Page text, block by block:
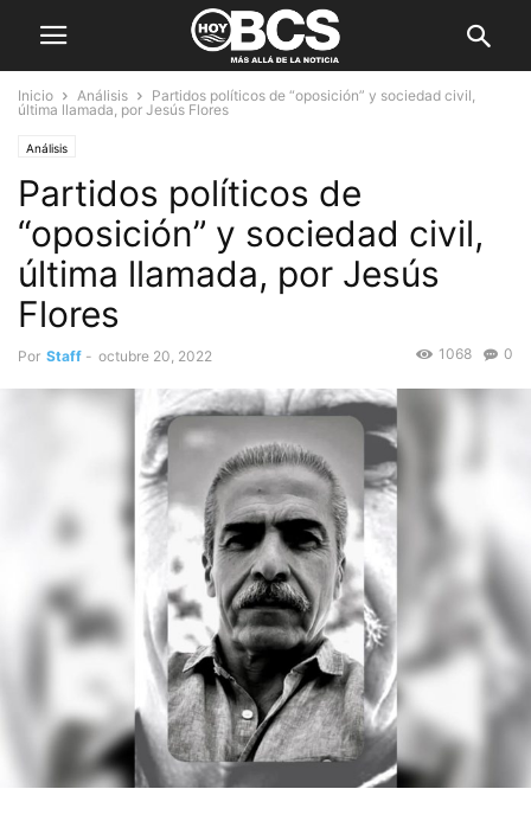
Inicio Análisis
Partidos políticos de “oposición” y sociedad civil,
última llamada, por Jesús Flores
Análisis
Partidos políticos de
“oposición” y sociedad civil,
última llamada, por Jesús
Flores
Por Staff - octubre 20, 2022 0
1068